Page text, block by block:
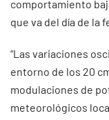
comportamiento
que va del día de la
“Las variaciones
entorno de los 20
modulaciones de
meteorológicos